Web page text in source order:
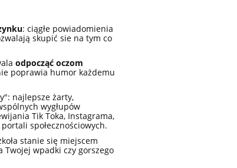
: ciągłe powiadomienia
skupić sie na tym co
odpocząć oczom
poprawia humor każdemu
: najlepsze żarty,
wygłupów
Tik Toka, Instagrama,
społecznościowych.
stanie się miejscem
wpadki czy gorszego